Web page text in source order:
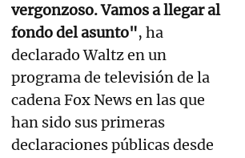
vergonzoso. Vamos a llegar al
fondo del asunto", ha
declarado Waltz en un
programa de televisión de la
cadena Fox News en las que
han sido sus primeras
declaraciones públicas desde